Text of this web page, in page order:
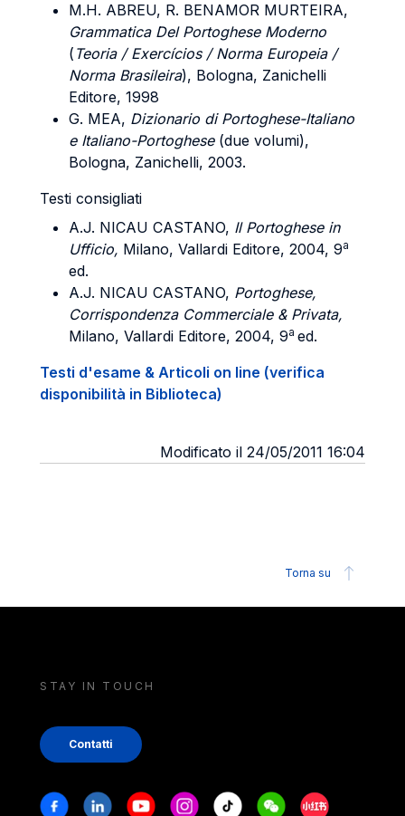
M.H. ABREU, R. BENAMOR MURTEIRA,
Grammatica Del Portoghese Moderno
( Teoria / Exercícios / Norma Europeia /
Norma Brasileira), Bologna, Zanichelli
Editore, 1998
G. MEA, Dizionario di Portoghese-Italiano
e Italiano-Portoghese(due volumi),
Bologna, Zanichelli, 2003.
Testi consigliati
A.J. NICAU CASTANO, Il Portoghese in
Ufficio, Milano, Vallardi Editore, 2004, 9a
ed.
A.J. NICAU CASTANO, Portoghese,
Corrispondenza Commerciale & Privata,
Milano, Vallardi Editore, 2004, 9a ed.
Testi d'esame & Articoli on line (verifica
disponibilità in Biblioteca)
Modificato il 24/05/2011 16:04
Torna su
STAY IN TOUCH
Contatti
Stay in touch
FacebookLinkedinYoutubeInstagram
Tiktok WeechatXiaohongshu/